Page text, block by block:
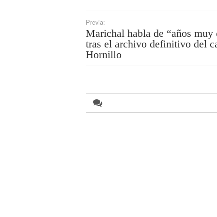
Previa:
Marichal habla de “años muy
tras el archivo definitivo del
Hornillo